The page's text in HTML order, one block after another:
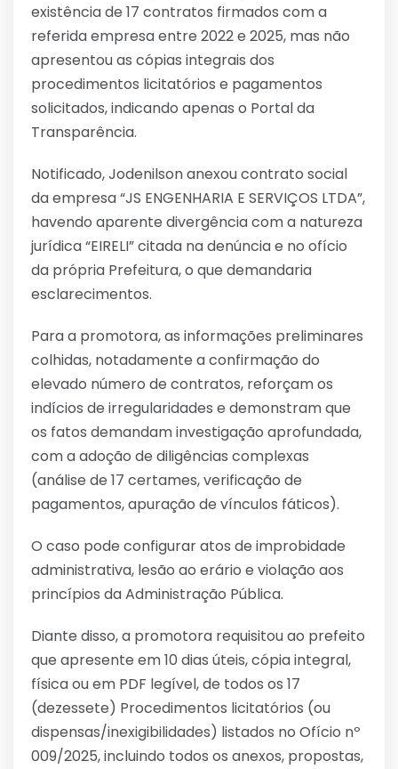
existência de 17 contratos firmados com a
referida empresa entre 2022 e 2025, mas não
apresentou as cópias integrais dos
procedimentos licitatórios e pagamentos
solicitados, indicando apenas o Portal da
Transparência.
Notificado, Jodenilson anexou contrato social
da empresa “JS ENGENHARIA E SERVIÇOS LTDA”,
havendo aparente divergência com a natureza
jurídica “EIRELI” citada na denúncia e no ofício
da própria Prefeitura, o que demandaria
esclarecimentos.
Para a promotora, as informações preliminares
colhidas, notadamente a confirmação do
elevado número de contratos, reforçam os
indícios de irregularidades e demonstram que
os fatos demandam investigação aprofundada,
com a adoção de diligências complexas
(análise de 17 certames, verificação de
pagamentos, apuração de vínculos fáticos).
O caso pode configurar atos de improbidade
administrativa, lesão ao erário e violação aos
princípios da Administração Pública.
Diante disso, a promotora requisitou ao prefeito
que apresente em 10 dias úteis, cópia integral,
física ou em PDF legível, de todos os 17
(dezessete) Procedimentos licitatórios (ou
dispensas/inexigibilidades) listados no Ofício nº
009/2025, incluindo todos os anexos, propostas,